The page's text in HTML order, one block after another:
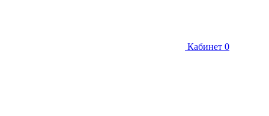
Кабинет 0